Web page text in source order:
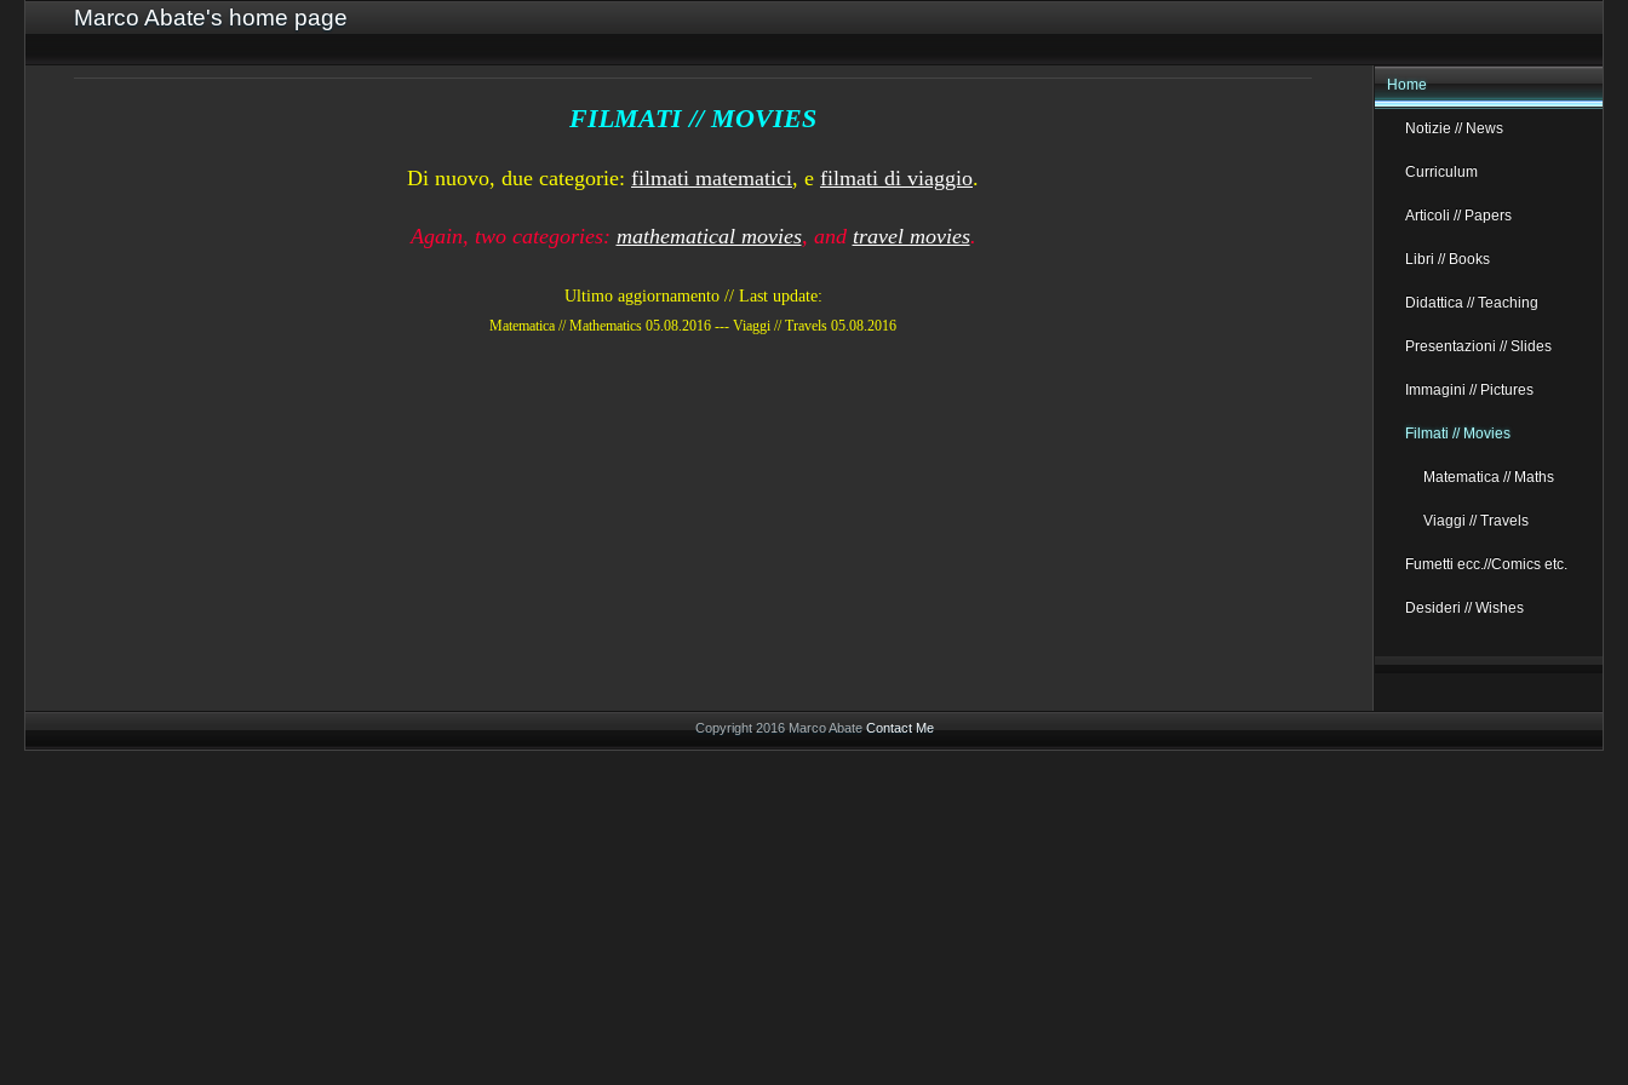
Marco Abate's home page
Home
Notizie // News
Curriculum
Articoli // Papers
Libri // Books
Didattica // Teaching
Presentazioni // Slides
Immagini // Pictures
Filmati // Movies
Matematica // Maths
Viaggi // Travels
Fumetti ecc.//Comics etc.
Desideri // Wishes
FILMATI // MOVIES
Di nuovo, due categorie: filmati matematici, e filmati di viaggio.
Again, two categories: mathematical movies, and travel movies.
Ultimo aggiornamento // Last update:
Matematica // Mathematics 05.08.2016 --- Viaggi // Travels 05.08.2016
Copyright 2016 Marco AbateContact Me